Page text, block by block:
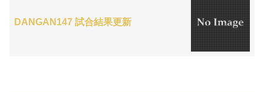
DANGAN147 試合結果更新